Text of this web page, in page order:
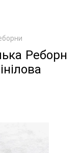
Реборн